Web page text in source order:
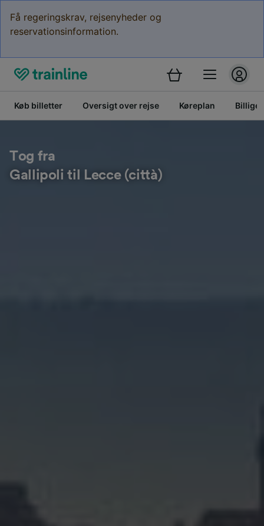
Få regeringskrav, rejsenyheder og
reservationsinformation.
Køb billetter Oversigt over rejse Køreplan Billige
Tog fra
Gallipoli til Lecce (città)